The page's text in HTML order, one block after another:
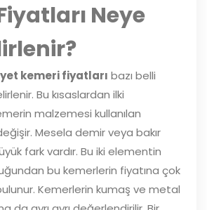
Neye
kemeri fiyatları bazı belli
Bu kısaslardan ilki
malzemesi kullanılan
Mesela demir veya bakır
fark vardır. Bu iki elementin
bu kemerlerin fiyatına çok
Kemerlerin kumaş ve metal